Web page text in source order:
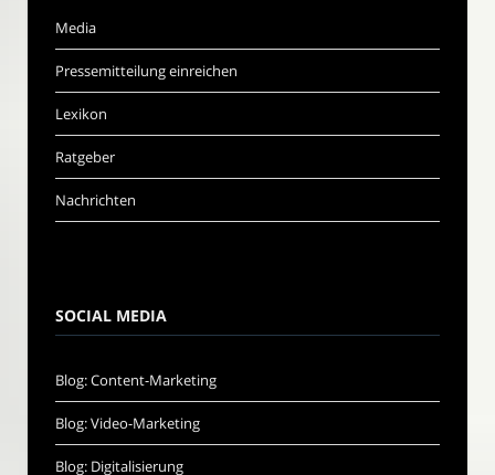
Media
Pressemitteilung einreichen
Lexikon
Ratgeber
Nachrichten
SOCIAL MEDIA
Blog: Content-Marketing
Blog: Video-Marketing
Blog: Digitalisierung